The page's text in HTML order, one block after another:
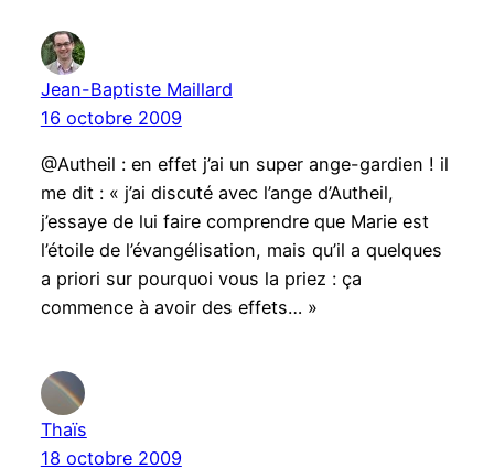
Jean-Baptiste Maillard
16 octobre 2009
@Autheil : en effet j’ai un super ange-gardien ! il
me dit : « j’ai discuté avec l’ange d’Autheil,
j’essaye de lui faire comprendre que Marie est
l’étoile de l’évangélisation, mais qu’il a quelques
a priori sur pourquoi vous la priez : ça
commence à avoir des effets… »
Thaïs
18 octobre 2009